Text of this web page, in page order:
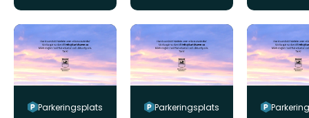
Parkeringsplats Parkeringsplats